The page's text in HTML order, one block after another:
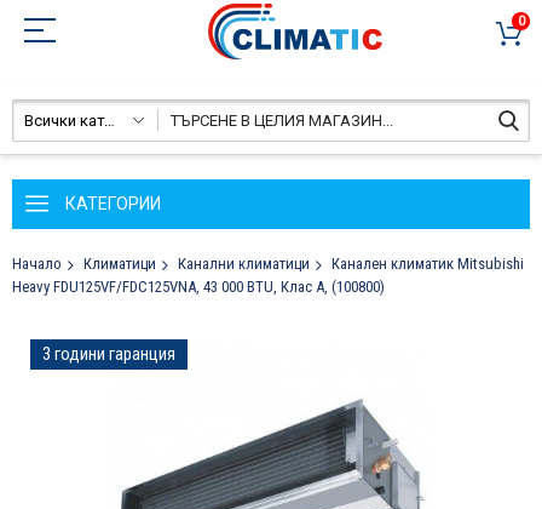
0
Всички категории
КАТЕГОРИИ
Начало Климатици Канални климатици
Канален климатик Mitsubishi
Heavy FDU125VF/FDC125VNA, 43 000 BTU, Клас A, (100800)
Преминете
към
3 години гаранция